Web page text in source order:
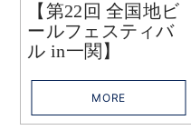
【第22回 全国地ビ
ールフェスティバ
ル in一関】
MORE